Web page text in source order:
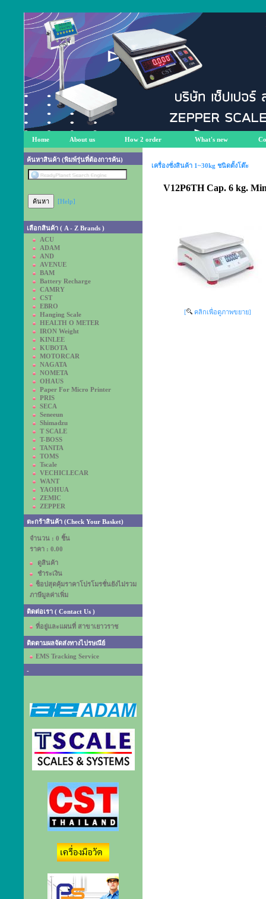
Home About us How 2 order What's new
ค้นหาสินค้า (พิมพ์รุ่นที่ต้องการค้น)
[Help]
เลือกสินค้า ( A - Z Brands )
ACU
ADAM
AND
AVENUE
BAM
Battery Recharge
CAMRY
CST
EBRO
Hanging Scale
HEALTH O METER
IRON Weight
KINLEE
KUBOTA
MOTORCAR
NAGATA
NOMETA
OHAUS
Paper For Micro Printer
PRIS
SECA
Seneeun
Shimadzu
T SCALE
T-BOSS
TANITA
TOMS
Tscale
VECHICLECAR
WANT
YAOHUA
ZEMIC
ZEPPER
ตะกร้าสินค้า (Check Your Basket)
จำนวน : 0 ชิ้น
ราคา : 0.00
ดูสินค้า
ชำระเงิน
ช็อปสุดคุ้มราคาโปรโมรชั่นยังไม่รวม
ภาษีมูลค่าเพิ่ม
ติดต่อเรา ( Contact Us )
ที่อยู่และแผนที่ สาขาเยาวราช
ติดตามผลจัดส่งทางไปรษณีย์
EMS Tracking Service
-
เครื่องชั่งสินค้า 1~30kg ชนิดตั้งโต๊ะ
V12P6TH Cap. 6 kg.
[ คลิกเพื่อดูภาพขยาย]